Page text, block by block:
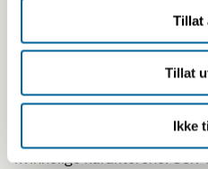
Tillat
Tillat
Ikke
tidlig lærer forskjellen på
uttrykke kvinnelighet på. At
Hos Satrapi er det menn og
samfunnssystem som
kvinnelige karakterene.